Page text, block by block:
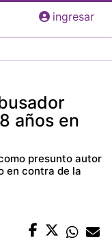
ingresar
años en
presunto autor
en contra de la